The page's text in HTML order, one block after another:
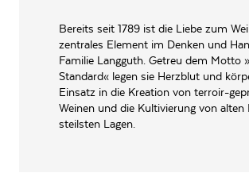
PRODUKTTYP
INHALT (LITER) 0.75
PRODUZENT / ABFÜLLER / HERSTELLER
Bereits seit 1789 ist die Liebe zum
zentrales Element im Denken und
Familie Langguth. Getreu dem Motto
Standard« legen sie Herzblut und
Einsatz in die Kreation von terroir-
Weinen und die Kultivierung von alten
steilsten Lagen.